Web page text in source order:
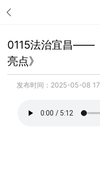
0115法治宜昌——
亮点》
发布时间：2025-05-08